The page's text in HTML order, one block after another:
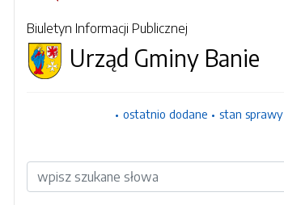
Biuletyn Informacji Publicznej
Urząd Gminy Banie
ostatnio dodane stan sprawy
Wyszukiwarka